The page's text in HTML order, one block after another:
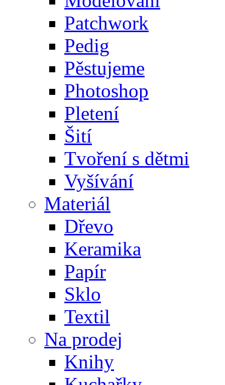
Patchwork
Pedig
Pěstujeme
Photoshop
Pletení
Šití
Tvoření s dětmi
Vyšívání
Materiál
Dřevo
Keramika
Papír
Sklo
Textil
Na prodej
Knihy